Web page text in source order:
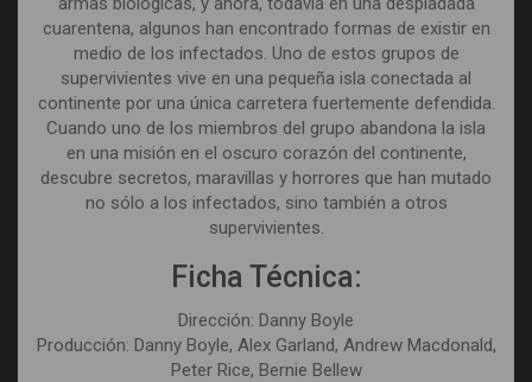
cuarentena, algunos han encontrado formas de existir en
medio de los infectados. Uno de estos grupos de
supervivientes vive en una pequeña isla conectada al
continente por una única carretera fuertemente defendida.
Cuando uno de los miembros del grupo abandona la isla
en una misión en el oscuro corazón del continente,
descubre secretos, maravillas y horrores que han mutado
no sólo a los infectados, sino también a otros
supervivientes.
Ficha Técnica:
Dirección: Danny Boyle
Producción: Danny Boyle, Alex Garland, Andrew Macdonald,
Peter Rice, Bernie Bellew